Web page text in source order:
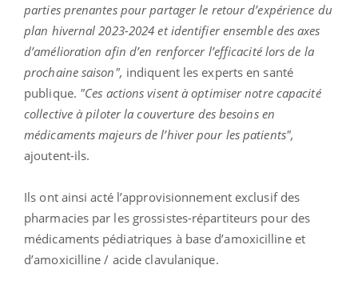
parties prenantes pour partager le retour d’expérience du
plan hivernal 2023-2024 et identifier ensemble des axes
d’amélioration afin d’en renforcer l’efficacité lors de la
prochaine saison", indiquent les experts en santé
publique. "Ces actions visent à optimiser notre capacité
collective à piloter la couverture des besoins en
médicaments majeurs de l’hiver pour les patients",
ajoutent-ils.
Ils ont ainsi acté l’approvisionnement exclusif des
pharmacies par les grossistes-répartiteurs pour des
médicaments pédiatriques à base d’amoxicilline et
d’amoxicilline / acide clavulanique.